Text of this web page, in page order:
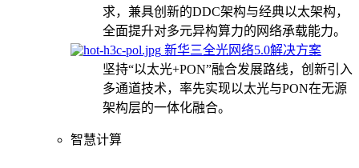
求，兼具创新的DDC架构与经典以太架构，
全面提升对多元异构算力的网络承载能力。
新华三全光网络5.0解决方案
坚持“以太光+PON”融合发展路线，创新引入
多通道技术，率先实现以太光与PON在无源
架构层的一体化融合。
智慧计算